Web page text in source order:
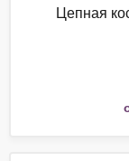
Цепная